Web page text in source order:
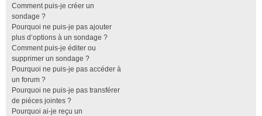
Comment puis-je créer un
sondage ?
Pourquoi ne puis-je pas ajouter
plus d’options à un sondage ?
Comment puis-je éditer ou
supprimer un sondage ?
Pourquoi ne puis-je pas accéder à
un forum ?
Pourquoi ne puis-je pas transférer
de pièces jointes ?
Pourquoi ai-je reçu un